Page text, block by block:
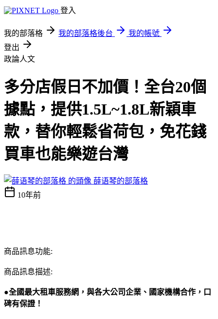
登入
我的部落格 我的部落格後台
我的帳號
登出
政論人文
多分店假日不加價！全台20個
據點，提供1.5L~1.8L新穎車
款，替你輕鬆省荷包，免花錢
買車也能樂遊台灣
薛语琴的部落格
10年前
商品訊息功能:
商品訊息描述:
●全國最大租車服務網，與各大公司企業、國家機構合作，口
碑有保證！